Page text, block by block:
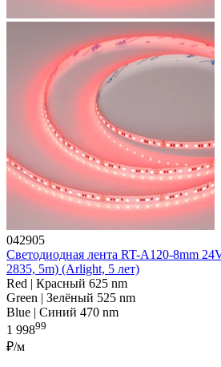
042905
Светодиодная лента RT-A120-8mm
2835, 5m) (Arlight, 5 лет)
Red | Красный 625 nm
Green | Зелёный 525 nm
Blue | Синий 470 nm
1 99899
₽/м